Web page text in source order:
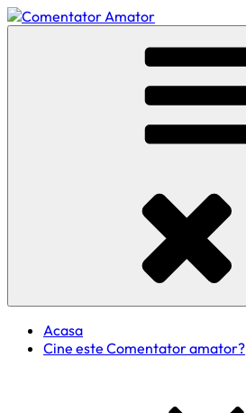
Skip
to
Acasa
Cine este Comentator amator?